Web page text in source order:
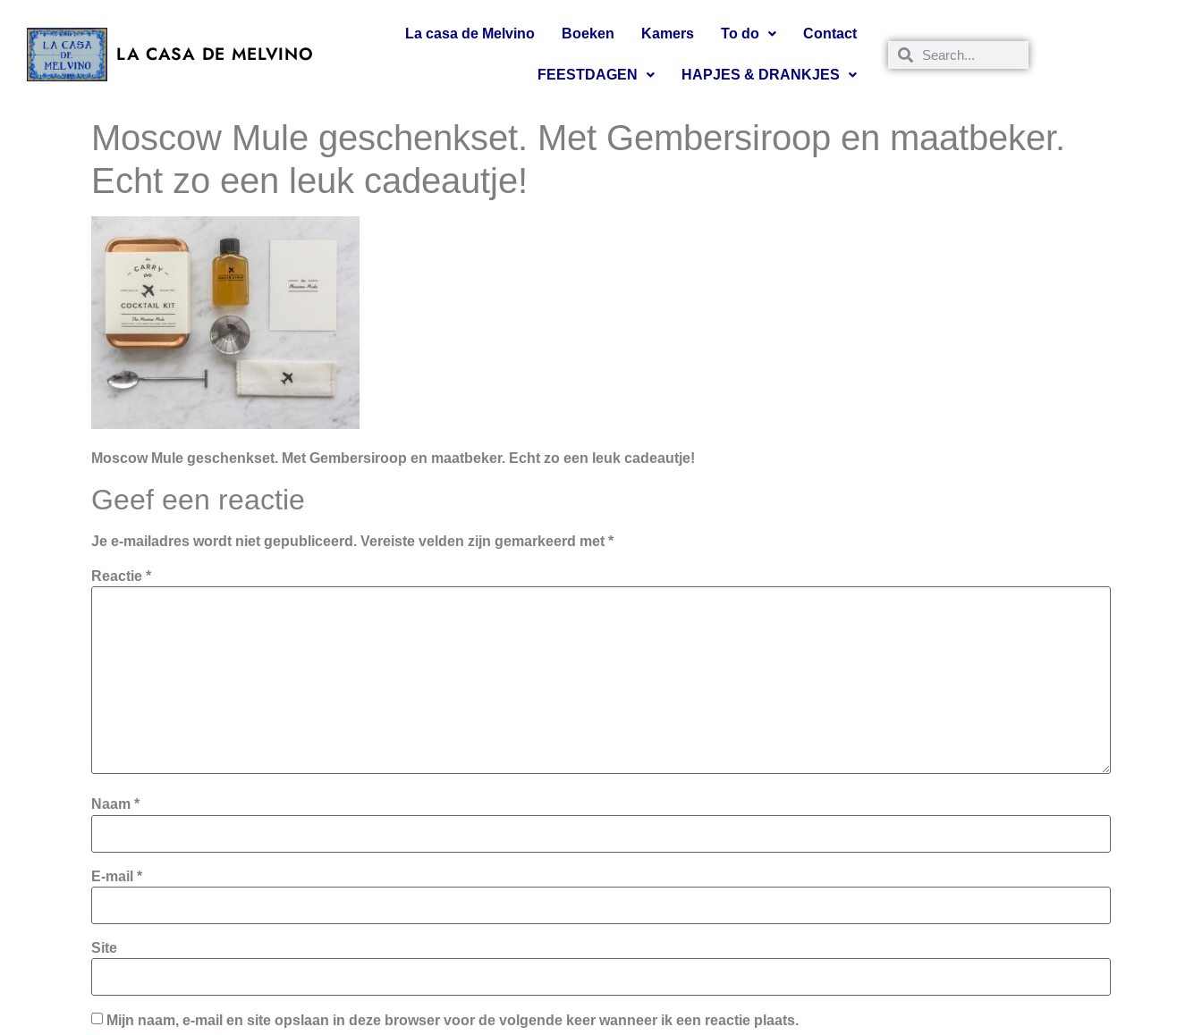
LA CASA DE MELVINO
La casa de Melvino Boeken Kamers To do Contact
FEESTDAGEN HAPJES & DRANKJES
Moscow Mule geschenkset. Met Gembersiroop en maatbeker.
Echt zo een leuk cadeautje!
Moscow Mule geschenkset. Met Gembersiroop en maatbeker. Echt zo een leuk cadeautje!
Geef een reactie
Je e-mailadres wordt niet gepubliceerd. Vereiste velden zijn gemarkeerd met *
Reactie *
Naam *
E-mail *
Site
Mijn naam, e-mail en site opslaan in deze browser voor de volgende keer wanneer ik een reactie plaats.